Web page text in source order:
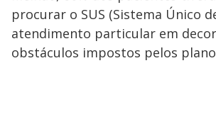
procurar o SUS (Sistema Único
atendimento particular em
obstáculos impostos pelos